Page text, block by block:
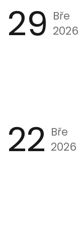
29 Bře
2026
22 Bře
2026